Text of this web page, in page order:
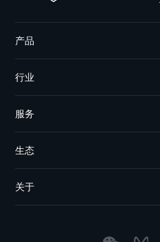
产品
行业
服务
生态
关于